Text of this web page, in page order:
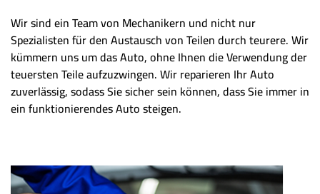
Wir sind ein Team von Mechanikern und nicht nur
Spezialisten für den Austausch von Teilen durch teurere. Wir
kümmern uns um das Auto, ohne Ihnen die Verwendung der
teuersten Teile aufzuzwingen. Wir reparieren Ihr Auto
zuverlässig, sodass Sie sicher sein können, dass Sie immer in
ein funktionierendes Auto steigen.